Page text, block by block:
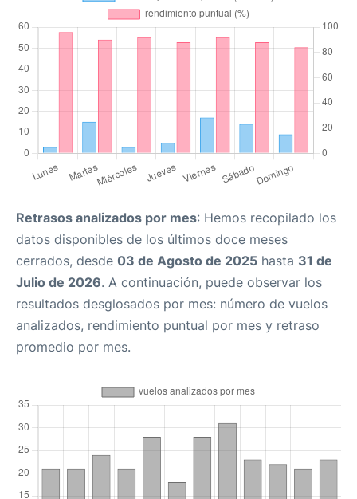
Retrasos analizados por mes: Hemos recopilado los
datos disponibles de los últimos doce meses
cerrados, desde 03 de Agosto de 2025 hasta 31 de
Julio de 2026. A continuación, puede observar los
resultados desglosados por mes: número de vuelos
analizados, rendimiento puntual por mes y retraso
promedio por mes.